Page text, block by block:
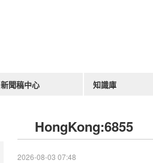
HongKong:6855
2026-08-03 07:48
新聞稿中心 知識庫